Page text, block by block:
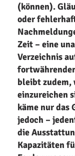
(können).
oder
Zeit – eine
Verzeichnis
bleibt zudem,
einzureichen
käme nur das
jedoch –
die
Kapazitäten